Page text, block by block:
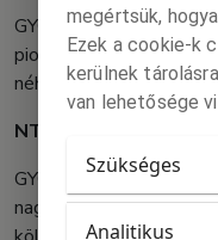
GYG: A szomszéd
pionírházak és egy
néha megjelent
NTA: Mi az idei In situ
GYG: Az emberek és a
nagyon bevált, hogy
megértsük,
Ezek a cookie-k
kerülnek
van lehetősége
Szükséges
Analitikus